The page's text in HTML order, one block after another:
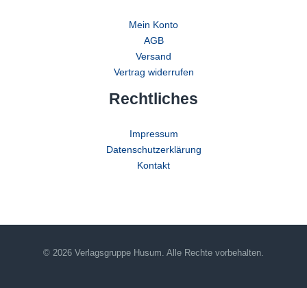
Mein Konto
AGB
Versand
Vertrag widerrufen
Rechtliches
Impressum
Datenschutzerklärung
Kontakt
© 2026 Verlagsgruppe Husum. Alle Rechte vorbehalten.